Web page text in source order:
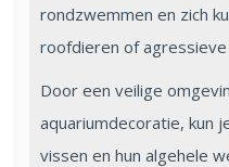
rondzwemmen en zich
roofdieren of
Door een veilige
aquariumdecoratie, kun
vissen en hun algehele